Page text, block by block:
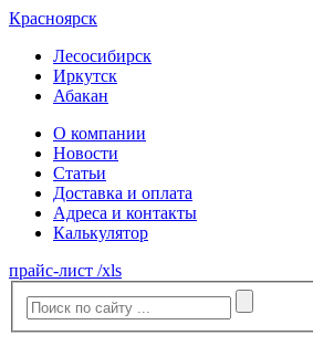
Красноярск
Лесосибирск
Иркутск
Абакан
О компании
Новости
Статьи
Доставка и оплата
Адреса и контакты
Калькулятор
прайс-лист /xls